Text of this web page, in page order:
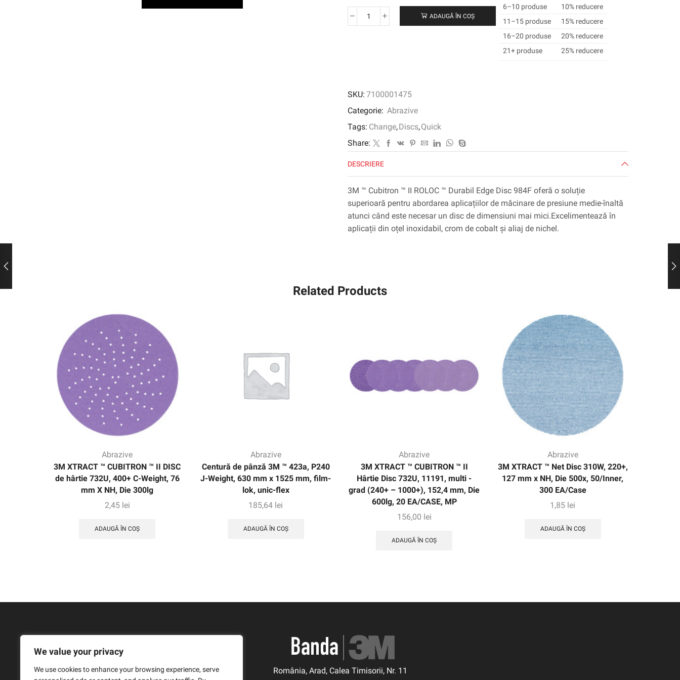
We value your privacy
We use cookies to enhance your browsing experience, serve
Cantitate
™
DISC
50
mm,
R200p,
60+
ADAUGĂ ÎN COȘ
6–10 produse
10% reducere
11–15 produse
15% reducere
16–20 produse
20% reducere
21+ produse
25% reducere
SKU: 7100001475
Categorie: Abrazive
Tags: Change,Discs,Quick
Share:
DESCRIERE
3M ™ Cubitron ™ II ROLOC ™ Durabil Edge Disc 984F oferă o soluție
superioară pentru abordarea aplicațiilor de măcinare de presiune medie-înaltă
atunci când este necesar un disc de dimensiuni mai mici.Excelimentează în
aplicații din oțel inoxidabil, crom de cobalt și aliaj de nichel.
Related Products
Abrazive
3M XTRACT ™ CUBITRON ™ II DISC
de hârtie 732U, 400+ C-Weight, 76
mm X NH, Die 300lg
2,45 lei
ADAUGĂ ÎN COȘ
Abrazive
Centură de pânză 3M ™ 423a, P240
J-Weight, 630 mm x 1525 mm, film-
lok, unic-flex
185,64 lei
ADAUGĂ ÎN COȘ
Abrazive
3M XTRACT ™ CUBITRON ™ II
Hârtie Disc 732U, 11191, multi -
grad (240+ – 1000+), 152,4 mm, Die
600lg, 20 EA/CASE, MP
156,00 lei
ADAUGĂ ÎN COȘ
Abrazive
3M XTRACT ™ Net Disc 310W, 220+,
127 mm x NH, Die 500x, 50/Inner,
300 EA/Case
1,85 lei
ADAUGĂ ÎN COȘ
România, Arad, Calea Timisorii, Nr. 11